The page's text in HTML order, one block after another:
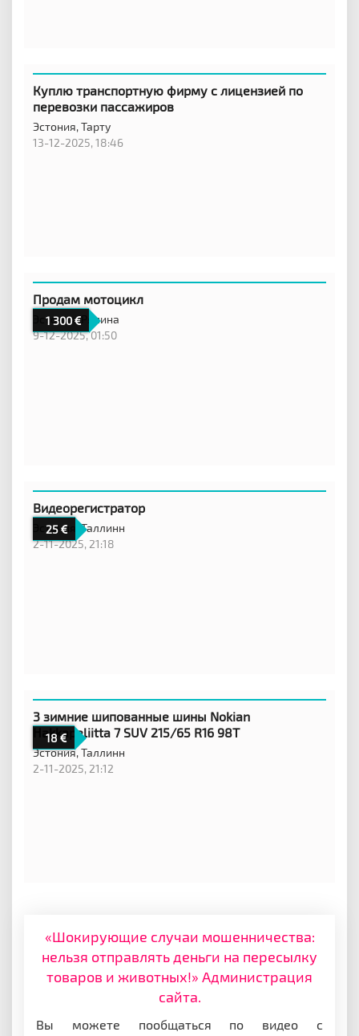
Куплю транспортную фирму с лицензией по
перевозки пассажиров
Эстония,Тарту
13-12-2025, 18:46
1 300
Продам мотоцикл
Эстония, Ряпина
9-12-2025, 01:50
25
Видеорегистратор
Эстония,Таллинн
2-11-2025, 21:18
18
3 зимние шипованные шины Nokian
Hakkapeliitta 7 SUV 215/65 R16 98T
Эстония,Таллинн
2-11-2025, 21:12
«Шокирующие случаи мошенничества:
нельзя отправлять деньги на пересылку
товаров и животных!» Администрация
сайта.
Вы можете пообщаться по видео с